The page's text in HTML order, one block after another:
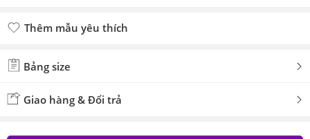
Thêm mẫu yêu thích
Bảng size
Giao hàng & Đổi trả